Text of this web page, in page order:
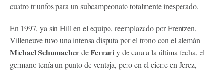
cuatro triunfos para un subcampeonato totalmente inesperado.
En 1997, ya sin Hill en el equipo, reemplazado por Frentzen,
Villeneuve tuvo una intensa disputa por el trono con el alemán
Michael SchumacherdeFerrariy de cara a la última fecha, el
germano tenía un punto de ventaja, pero en el cierre en Jerez,